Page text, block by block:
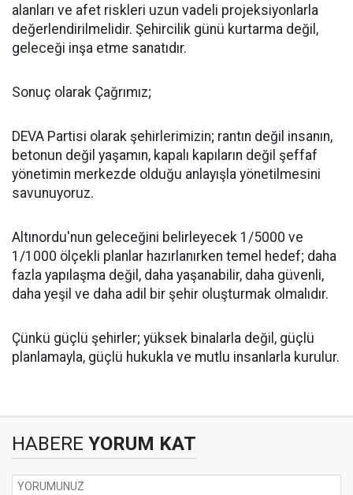
alanları ve afet riskleri uzun vadeli projeksiyonlarla
değerlendirilmelidir. Şehircilik günü kurtarma değil,
geleceği inşa etme sanatıdır.
Sonuç olarak Çağrımız;
DEVA Partisi olarak şehirlerimizin; rantın değil insanın,
betonun değil yaşamın, kapalı kapıların değil şeffaf
yönetimin merkezde olduğu anlayışla yönetilmesini
savunuyoruz.
Altınordu'nun geleceğini belirleyecek 1/5000 ve
1/1000 ölçekli planlar hazırlanırken temel hedef; daha
fazla yapılaşma değil, daha yaşanabilir, daha güvenli,
daha yeşil ve daha adil bir şehir oluşturmak olmalıdır.
Çünkü güçlü şehirler; yüksek binalarla değil, güçlü
planlamayla, güçlü hukukla ve mutlu insanlarla kurulur.
HABERE YORUM KAT